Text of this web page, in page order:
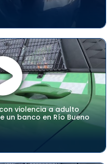
violencia a adulto
un banco en Río Bueno